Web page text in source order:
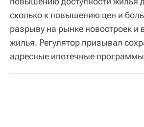
сколько к повышению цен и
разрыву на рынке новостроек и
жилья. Регулятор призывал
адресные ипотечные